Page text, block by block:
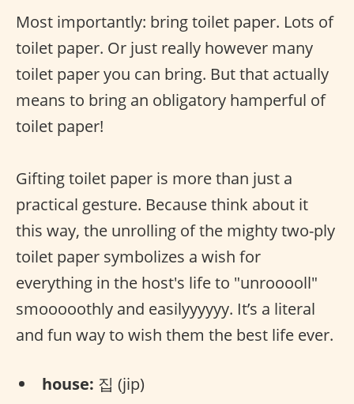
Most importantly: bring toilet paper. Lots of
toilet paper. Or just really however many
toilet paper you can bring. But that actually
means to bring an obligatory hamperful of
toilet paper!
Gifting toilet paper is more than just a
practical gesture. Because think about it
this way, the unrolling of the mighty two-ply
toilet paper symbolizes a wish for
everything in the host's life to "unrooooll"
smooooothly and easilyyyyyy. It’s a literal
and fun way to wish them the best life ever.
house: 집 (jip)